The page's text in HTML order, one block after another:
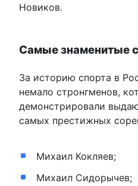
Новиков.
Самые знаменитые
За историю спорта в
немало стронгменов,
демонстрировали
самых престижных
Михаил Кокляев;
Михаил Сидорычев;